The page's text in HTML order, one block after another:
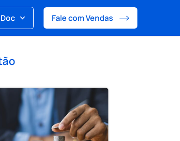
Fale com Vendas